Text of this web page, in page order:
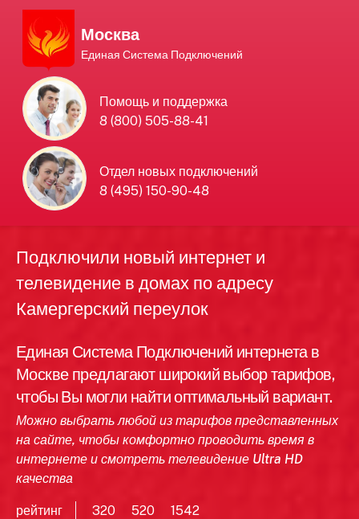
Москва
Единая Система Подключений
Помощь и поддержка
8 (800) 505-88-41
Отдел новых подключений
8 (495) 150-90-48
Единая Система
Подключений
нового интернета и
телевидения в Москве
Подключили новый интернет и
телевидение в домах по адресу
Камергерский переулок
Единая Система Подключений интернета в
Москве предлагают широкий выбор тарифов,
чтобы Вы могли найти оптимальный вариант.
Можно выбрать любой из тарифов представленных
на сайте, чтобы комфортно проводить время в
интернете и смотреть телевидение Ultra HD
качества
рейтинг 320 520 1542